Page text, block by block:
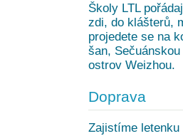
Školy LTL
zdi, do klášterů,
projedete se na
šan,
ostrov Weizhou.
Doprava
Zajistíme